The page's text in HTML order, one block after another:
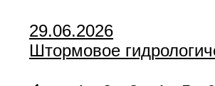
29.06.2026
Штормовое